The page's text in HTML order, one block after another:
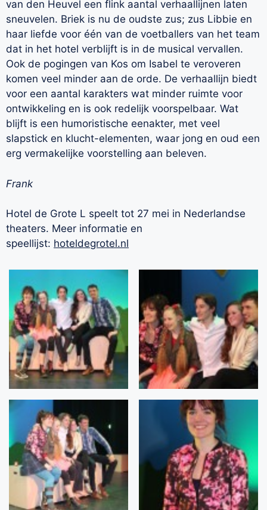
van den Heuvel een flink aantal verhaallijnen laten
sneuvelen. Briek is nu de oudste zus; zus Libbie en
haar liefde voor één van de voetballers van het team
dat in het hotel verblijft is in de musical vervallen.
Ook de pogingen van Kos om Isabel te veroveren
komen veel minder aan de orde. De verhaallijn biedt
voor een aantal karakters wat minder ruimte voor
ontwikkeling en is ook redelijk voorspelbaar. Wat
blijft is een humoristische eenakter, met veel
slapstick en klucht-elementen, waar jong en oud een
erg vermakelijke voorstelling aan beleven.
Frank
Hotel de Grote L speelt tot 27 mei in Nederlandse
theaters. Meer informatie en
speellijst: hoteldegrotel.nl